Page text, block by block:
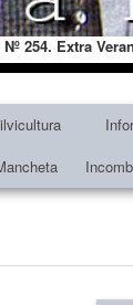
Nº 254. Extra